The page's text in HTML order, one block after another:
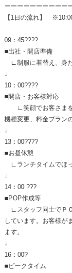
ーーーーーーーーーー
【1日の流れ】
09：45????
■出社・開店準備
∟制服に着替え、身だ
↓
10：00????
■開店・お客様対応
∟笑顔でお客さまを
機種変更、料金プラン
↓
13：00????
■お昼休憩
∟ランチタイムでほ
↓
14：00 ???
■POP作成等
∟スタッフ同士でＰ
しています。お客様が
ます。
↓
16：00?
■ピークタイム